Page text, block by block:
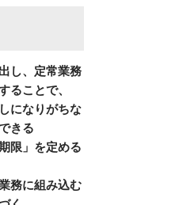
し、定常業務
ることで、
になりがちな
きる
限」を定める
務に組み込む